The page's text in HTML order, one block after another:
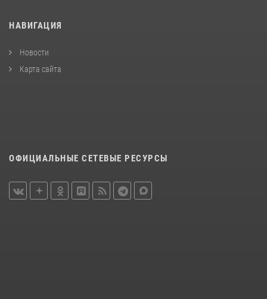
НАВИГАЦИЯ
Новости
Карта сайта
ОФИЦИАЛЬНЫЕ СЕТЕВЫЕ РЕСУРСЫ